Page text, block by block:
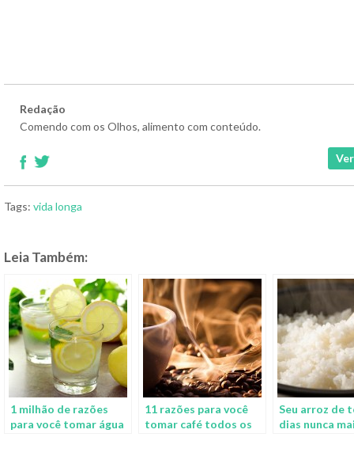
Redação
Comendo com os Olhos, alimento com conteúdo.
Tags: vida longa
Leia Também:
1 milhão de razões
para você tomar água
11 razões para você
tomar café todos os
Seu arroz de
dias nunca